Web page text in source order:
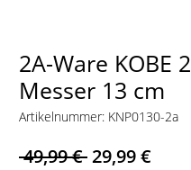
2A-Ware KOBE
Messer 13 cm
Artikelnummer: KNP0130-2a
49,99 € 29,99 €